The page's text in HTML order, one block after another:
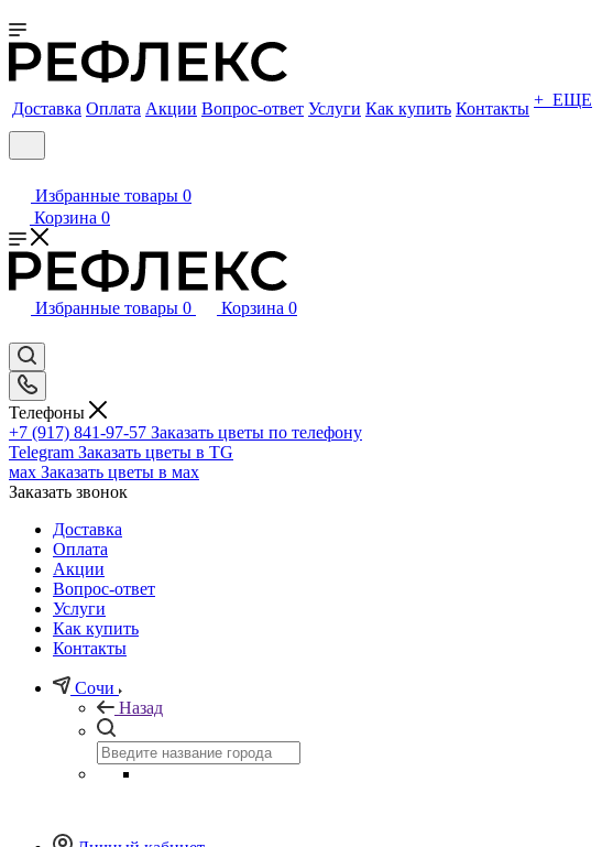
Доставка Оплата Акции Вопрос-ответ Услуги Как купить Контакты + ЕЩЕ
Избранные товары 0
Корзина 0
Избранные товары 0 Корзина 0
Телефоны
+7 (917) 841-97-57 Заказать цветы по телефону
Telegram Заказать цветы в TG
мах Заказать цветы в мах
Заказать звонок
Доставка
Оплата
Акции
Вопрос-ответ
Услуги
Как купить
Контакты
Сочи
Назад